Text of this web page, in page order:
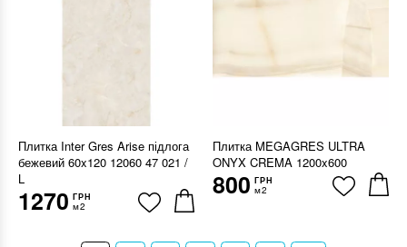
Плитка Inter Gres Arise підлога
бежевий 60x120 12060 47 021 /
L
1270 ГРН
м2
Плитка MEGAGRES ULTRA
ONYX CREMA 1200x600
800 ГРН
м2